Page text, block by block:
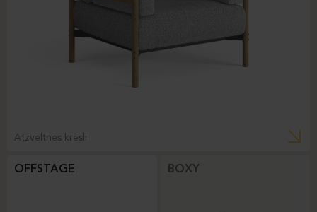
Atzveltnes krēsli
OFFSTAGE BOXY